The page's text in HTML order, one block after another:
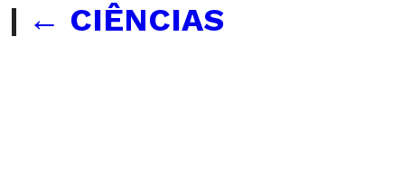
| ← CIÊNCIAS